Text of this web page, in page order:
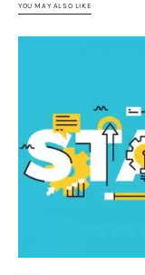
YOU MAY ALSO LIKE